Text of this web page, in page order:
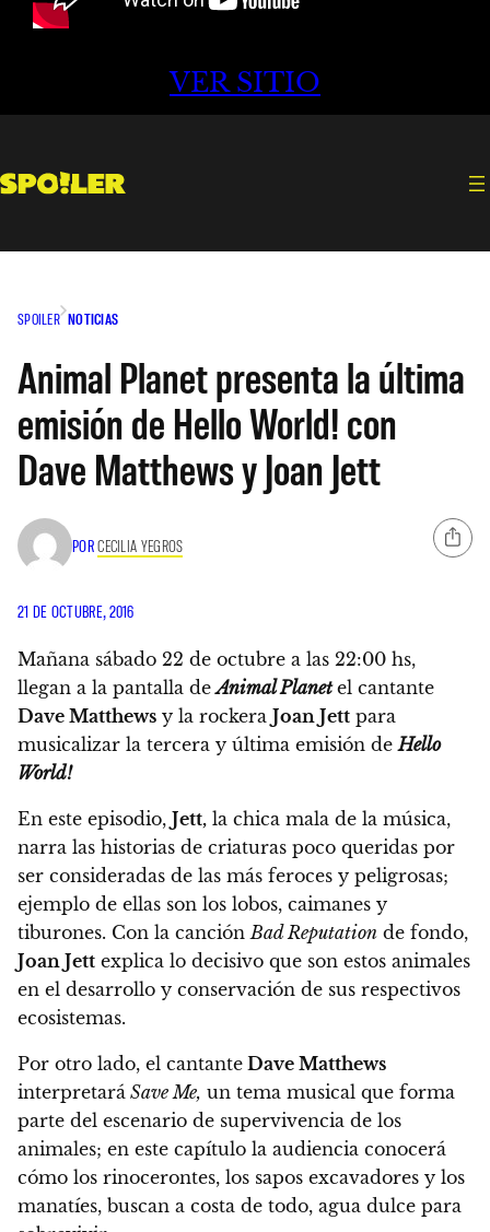
VER SITIO
SPOILER NOTICIAS
Animal Planet presenta la última
emisión de Hello World! con
Dave Matthews y Joan Jett
PORCECILIA YEGROS
21 DE OCTUBRE, 2016
Mañana sábado 22 de octubre a las 22:00 hs,
llegan a la pantalla deAnimal Planetel cantante
Dave Matthews y la rockera Joan Jett para
musicalizar la tercera y última emisión deHello
World!
En este episodio, Jett, la chica mala de la música,
narra las historias de criaturas poco queridas por
ser consideradas de las más feroces y peligrosas;
ejemplo de ellas son los lobos, caimanes y
tiburones. Con la canción Bad Reputation de fondo,
Joan Jett explica lo decisivo que son estos animales
en el desarrollo y conservación de sus respectivos
ecosistemas.
Por otro lado, el cantante Dave Matthews
interpretará Save Me, un tema musical que forma
parte del escenario de supervivencia de los
animales; en este capítulo la audiencia conocerá
cómo los rinocerontes, los sapos excavadores y los
manatíes, buscan a costa de todo, agua dulce para